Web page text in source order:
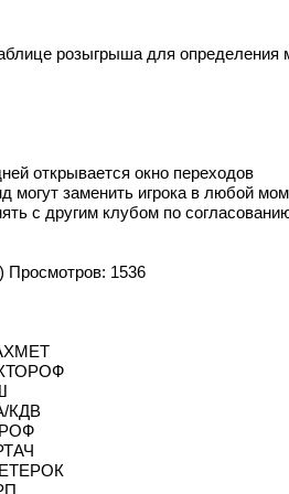
розыгрыша для определения
открывается окно переходов
могут заменить игрока в любой
с другим клубом по
Просмотров: 1536
КДВ